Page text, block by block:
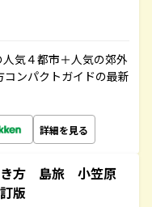
気４都市＋人気の郊外
ンパクトガイドの最新
詳細を見る
き方 島旅 小笠原
版